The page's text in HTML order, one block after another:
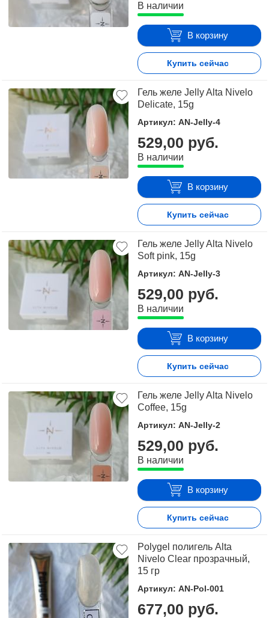
В наличии
В корзину
Купить сейчас
Гель желе Jelly Alta Nivelo
Delicate, 15g
Артикул: AN-Jelly-4
529,00 руб.
В наличии
В корзину
Купить сейчас
Гель желе Jelly Alta Nivelo
Soft pink, 15g
Артикул: AN-Jelly-3
529,00 руб.
В наличии
В корзину
Купить сейчас
Гель желе Jelly Alta Nivelo
Coffee, 15g
Артикул: AN-Jelly-2
529,00 руб.
В наличии
В корзину
Купить сейчас
Polygel полигель Alta
Nivelo Clear прозрачный,
15 гр
Артикул: AN-Pol-001
677,00 руб.